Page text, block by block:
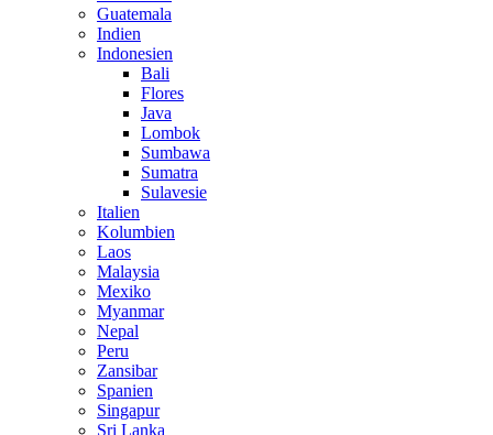
Guatemala
Indien
Indonesien
Bali
Flores
Java
Lombok
Sumbawa
Sumatra
Sulavesie
Italien
Kolumbien
Laos
Malaysia
Mexiko
Myanmar
Nepal
Peru
Zansibar
Spanien
Singapur
Sri Lanka